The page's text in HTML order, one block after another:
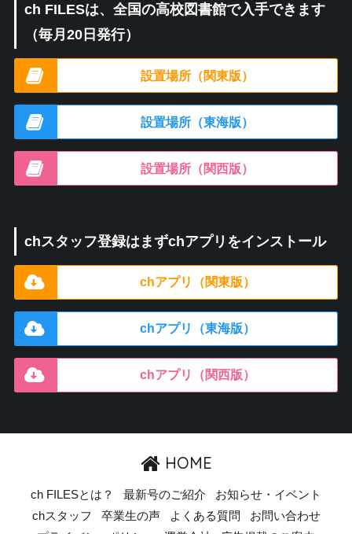
ch FILESは、全国の高校図書館で入手できます
（毎月20日発行）
設置場所（関東版）
設置場所（東海版）
設置場所（関西版）
chスタッフ登録はまずchアプリをインストール
chアプリ（関東版）
chアプリ（東海版）
chアプリ（関西版）
HOME
ch FILESとは？ 最新号のご紹介
お知らせ・イベント
chスタッフ
卒業生の声 よくある質問
お問い合わせ